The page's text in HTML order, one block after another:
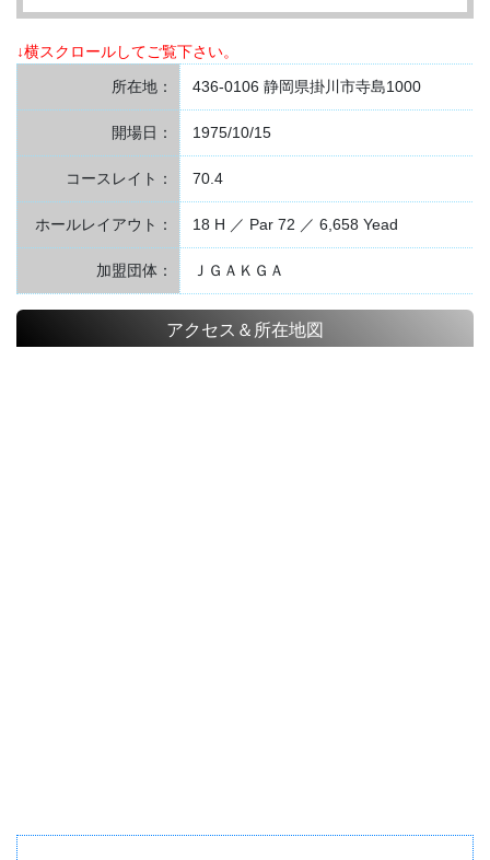
↓横スクロールしてご覧下さい。
所在地：
436-0106 静岡県掛川市寺島1000
開場日： 1975/10/15
コースレイト： 70.4
ホールレイアウト： 18 H ／ Par 72 ／ 6,658 Yead
加盟団体： ＪＧＡＫＧＡ
アクセス＆所在地図